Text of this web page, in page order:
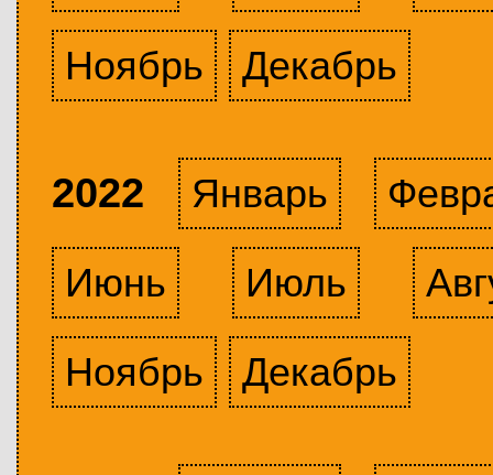
Ноябрь
Декабрь
2022 Январь
Июнь
Июль
Ноябрь
Декабрь